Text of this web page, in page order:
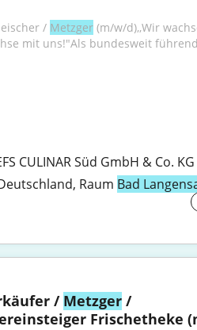
/ Metzger (m/w/d),,Wir
mit uns!"Als bundesweit
CULINAR Süd GmbH & Co. KG
Raum Bad
/ Metzger /
Frischetheke